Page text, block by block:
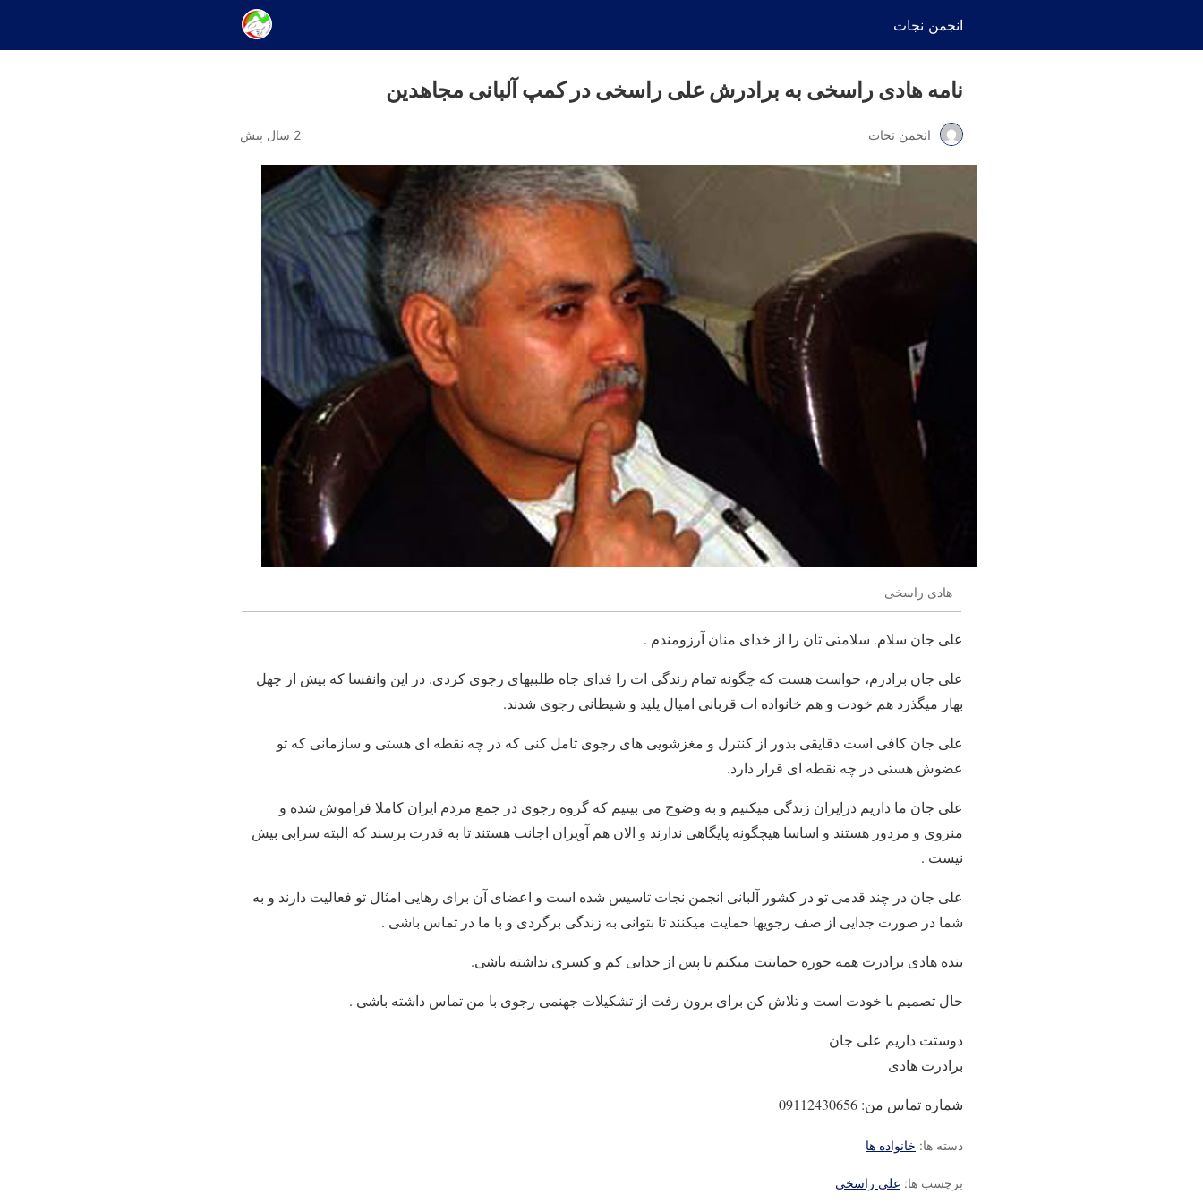
انجمن نجات
نامه هادی راسخی به برادرش علی راسخی در کمپ آلبانی مجاهدین
انجمن نجات 2 سال پیش
هادی راسخی
علی جان سلام. سلامتی تان را از خدای منان آرزومندم .
علی جان برادرم، حواست هست که چگونه تمام زندگی ات را فدای جاه طلبیهای رجوی کردی. در این وانفسا که بیش از چهل
بهار میگذرد هم خودت و هم خانواده ات قربانی امیال پلید و شیطانی رجوی شدند.
علی جان کافی است دقایقی بدور از کنترل و مغزشویی های رجوی تامل کنی که در چه نقطه ای هستی و سازمانی که تو
عضوش هستی در چه نقطه ای قرار دارد.
علی جان ما داریم درایران زندگی میکنیم و به وضوح می بینیم که گروه رجوی در جمع مردم ایران کاملا فراموش شده و
منزوی و مزدور هستند و اساسا هیچگونه پایگاهی ندارند و الان هم آویزان اجانب هستند تا به قدرت برسند که البته سرابی بیش
نیست .
علی جان در چند قدمی تو در کشور آلبانی انجمن نجات تاسیس شده است و اعضای آن برای رهایی امثال تو فعالیت دارند و به
شما در صورت جدایی از صف رجویها حمایت میکنند تا بتوانی به زندگی برگردی و با ما در تماس باشی .
بنده هادی برادرت همه جوره حمایتت میکنم تا پس از جدایی کم و کسری نداشته باشی.
حال تصمیم با خودت است و تلاش کن برای برون رفت از تشکیلات جهنمی رجوی با من تماس داشته باشی .
دوستت داریم علی جان
برادرت هادی
شماره تماس من: 09112430656
دسته ها: خانواده ها
برچسب ها: علی راسخی